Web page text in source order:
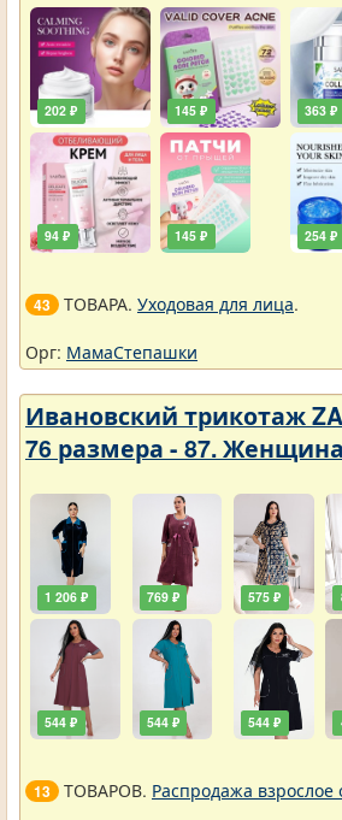
202 ₽
94 ₽
145 ₽
145 ₽
363 ₽
254 ₽
43 ТОВАРА. Уходовая для лица.
Орг: МамаСтепашки
Ивановский трикотаж
76 размера - 87.
1 206 ₽
544 ₽
769 ₽
544 ₽
575 ₽
544 ₽
13 ТОВАРОВ. Распродажа взрослое